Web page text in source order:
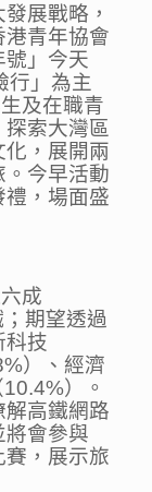
展戰略，
青年協會
號」今天
行」為主
及在職青
索大灣區
，展開兩
。今早活動
，場面盛
成
期望透過
科技
）、經濟
）。
高鐵網路
將會參與
賽，展示旅